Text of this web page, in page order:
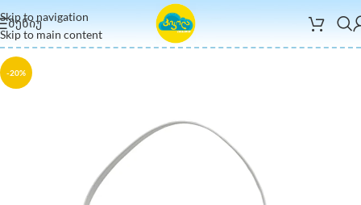
Skip to navigation
Skip to main content
ᲛᲔᲜᲘᲣ
-20%